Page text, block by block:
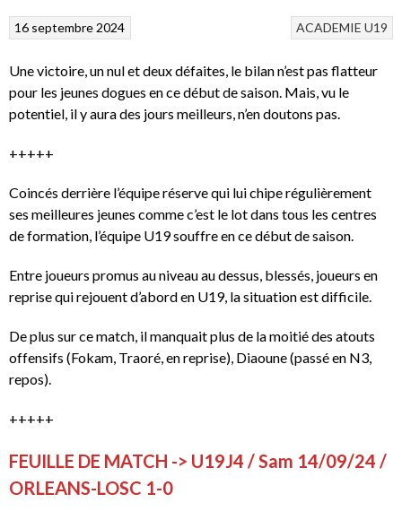
ACADEMIE U19
16 septembre 2024
Une victoire, un nul et deux défaites, le bilan n’est pas flatteur
pour les jeunes dogues en ce début de saison. Mais, vu le
potentiel, il y aura des jours meilleurs, n’en doutons pas.
+++++
Coincés derrière l’équipe réserve qui lui chipe régulièrement
ses meilleures jeunes comme c’est le lot dans tous les centres
de formation, l’équipe U19 souffre en ce début de saison.
Entre joueurs promus au niveau au dessus, blessés, joueurs en
reprise qui rejouent d’abord en U19, la situation est difficile.
De plus sur ce match, il manquait plus de la moitié des atouts
offensifs (Fokam, Traoré, en reprise), Diaoune (passé en N3,
repos).
+++++
FEUILLE DE MATCH -> U19J4 / Sam 14/09/24 /
ORLEANS-LOSC 1-0